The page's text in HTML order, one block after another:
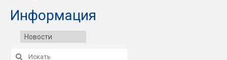
Информация
Новости
Искать: